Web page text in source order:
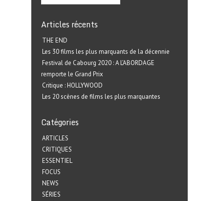
Articles récents
THE END
Les 30 films les plus marquants de la décennie
Festival de Cabourg 2020 : A L’ABORDAGE
remporte le Grand Prix
Critique : HOLLYWOOD
Les 20 scènes de films les plus marquantes
Catégories
ARTICLES
CRITIQUES
ESSENTIEL
FOCUS
NEWS
SÉRIES